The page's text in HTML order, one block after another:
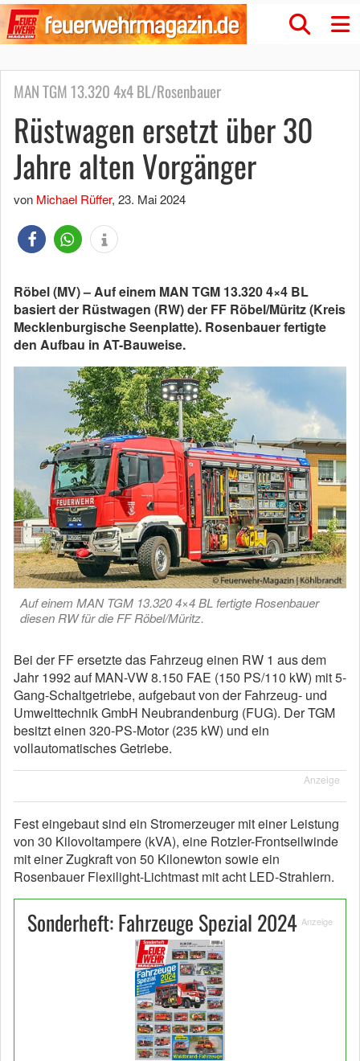
MAN TGM 13.320 4x4 BL/Rosenbauer
Rüstwagen ersetzt über 30
Jahre alten Vorgänger
von Michael Rüffer, 23. Mai 2024
Röbel (MV) – Auf einem MAN TGM 13.320 4×4 BL
basiert der Rüstwagen (RW) der FF Röbel/Müritz (Kreis
Mecklenburgische Seenplatte). Rosenbauer fertigte
den Aufbau in AT-Bauweise.
Auf einem MAN TGM 13.320 4×4 BL fertigte Rosenbauer
diesen RW für die FF Röbel/Müritz.
Bei der FF ersetzte das Fahrzeug einen RW 1 aus dem
Jahr 1992 auf MAN-VW 8.150 FAE (150 PS/110 kW) mit 5-
Gang-Schaltgetriebe, aufgebaut von der Fahrzeug- und
Umwelttechnik GmbH Neubrandenburg (FUG). Der TGM
besitzt einen 320-PS-Motor (235 kW) und ein
vollautomatisches Getriebe.
Anzeige
Fest eingebaut sind ein Stromerzeuger mit einer Leistung
von 30 Kilovoltampere (kVA), eine Rotzler-Frontseilwinde
mit einer Zugkraft von 50 Kilonewton sowie ein
Rosenbauer Flexilight-Lichtmast mit acht LED-Strahlern.
Sonderheft: Fahrzeuge Spezial 2024 Anzeige